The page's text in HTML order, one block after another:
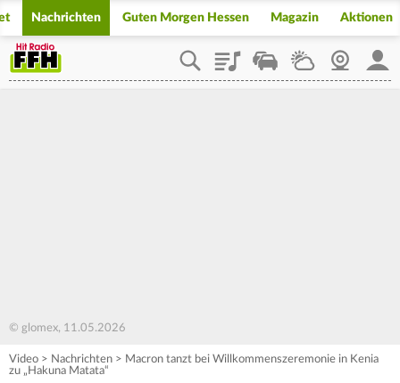
Nachrichten Guten Morgen Hessen Magazin Aktionen
PlaylistStaupilotWetterWebcam
© glomex, 11.05.2026
Video > Nachrichten > Macron tanzt bei Willkommenszeremonie in Kenia
zu „Hakuna Matata“